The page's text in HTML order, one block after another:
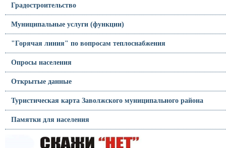
Градостроительство
Муниципальные услуги (функции)
"Горячая линия" по вопросам теплоснабжения
Опросы населения
Открытые данные
Туристическая карта Заволжского муниципального района
Памятки для населения